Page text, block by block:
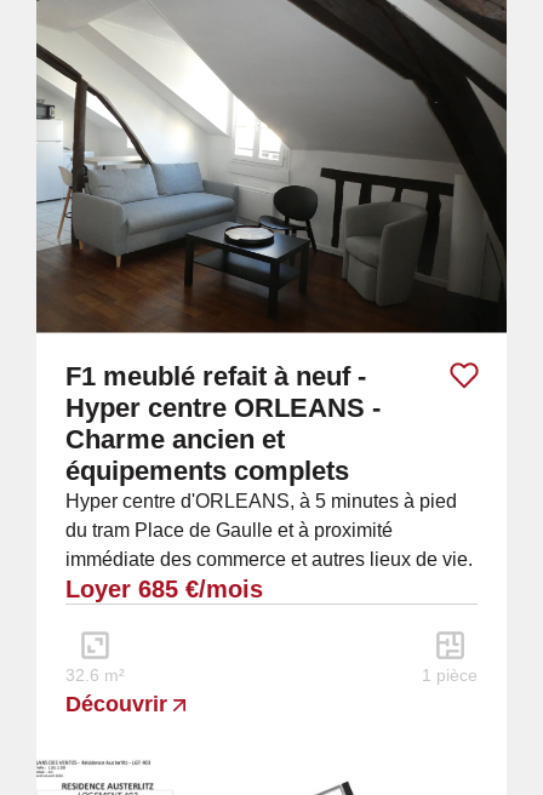
F1 meublé refait à neuf -
Hyper centre ORLEANS -
Charme ancien et
équipements complets
Hyper centre d'ORLEANS, à 5 minutes à pied
du tram Place de Gaulle et à proximité
immédiate des commerce et autres lieux de vie.
À louer superbe F1 meublé entièrement refait
Loyer 685 €/mois
32.6 m² 1 pièce
Découvrir